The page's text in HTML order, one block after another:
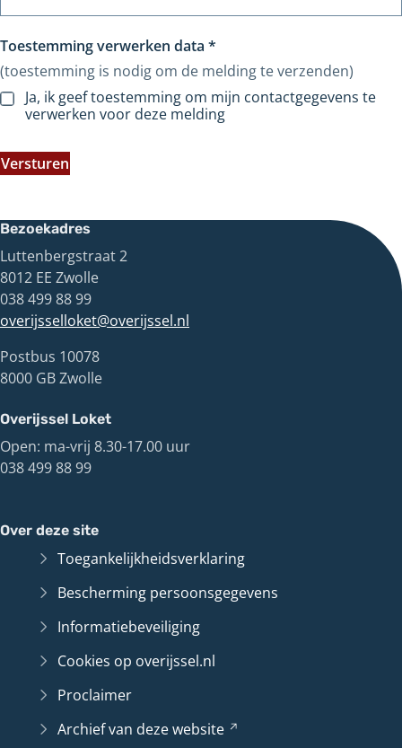
Toestemming verwerken data *
(toestemming is nodig om de melding te verzenden)
Ja, ik geef toestemming om mijn contactgegevens te
verwerken voor deze melding
Versturen
Bezoekadres
Luttenbergstraat 2
8012 EE Zwolle
038 499 88 99
overijsselloket@overijssel.nl
Postbus 10078
8000 GB Zwolle
Overijssel Loket
Open: ma-vrij 8.30-17.00 uur
038 499 88 99
Over deze site
Toegankelijkheidsverklaring
Bescherming persoonsgegevens
Informatiebeveiliging
Cookies op overijssel.nl
Proclaimer
Archief van dezewebsite